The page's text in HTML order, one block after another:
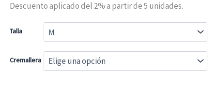
24,70 €29,89 €
Descuento aplicado del 2% a partir de 5 unidades.
Talla
Cremallera